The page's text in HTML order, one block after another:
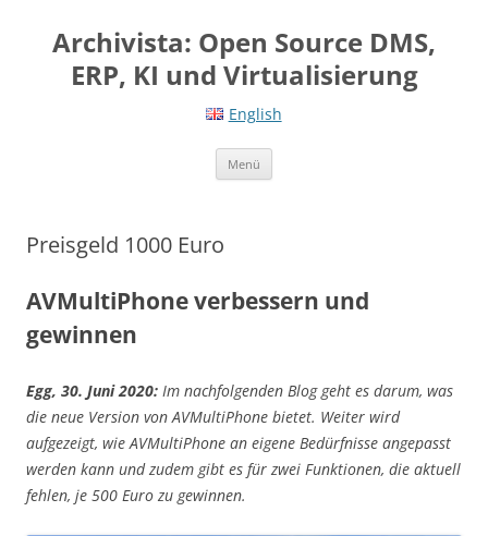
InhaltArchivista: Open Source DMS,
ERP, KI und Virtualisierung
English
Menü
Preisgeld 1000 Euro
AVMultiPhone verbessern und
gewinnen
Egg, 30. Juni 2020: Im nachfolgenden Blog geht es darum, was
die neue Version von AVMultiPhone bietet. Weiter wird
aufgezeigt, wie AVMultiPhone an eigene Bedürfnisse angepasst
werden kann und zudem gibt es für zwei Funktionen, die aktuell
fehlen, je 500 Euro zu gewinnen.